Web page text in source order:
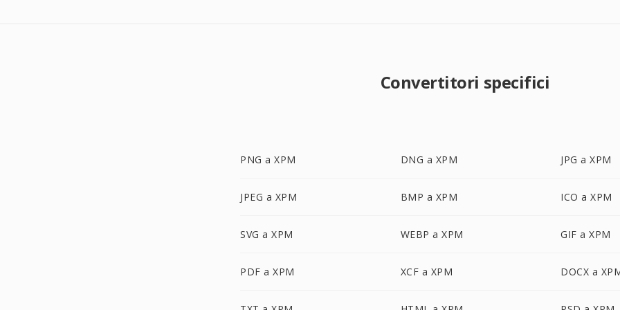
Convertitori specifici
PNG a XPM DNG a XPM JPG a XPM
JPEG a XPM BMP a XPM ICO a XPM
SVG a XPM WEBP a XPM GIF a XPM
PDF a XPM XCF a XPM DOCX a